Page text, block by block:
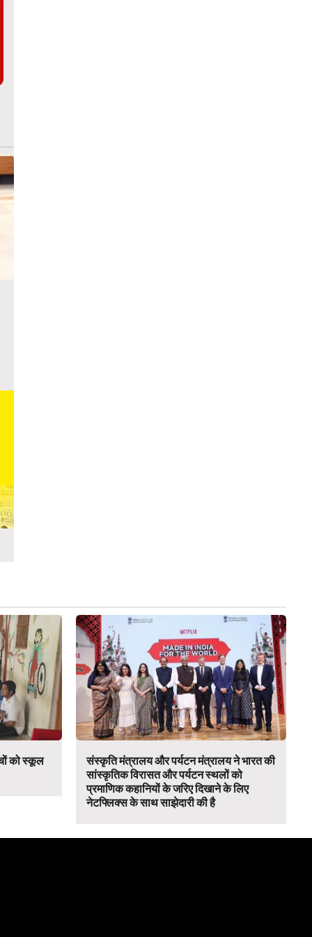
को स्कूल
संस्कृति मंत्रालय और पर्यटन मंत्रालय ने भारत की
सांस्कृतिक विरासत और पर्यटन स्थलों को
प्रमाणिक कहानियों के जरिए दिखाने के लिए
नेटफ्लिक्स के साथ साझेदारी की है